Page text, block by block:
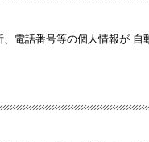
電話番号等の個人情報が 自